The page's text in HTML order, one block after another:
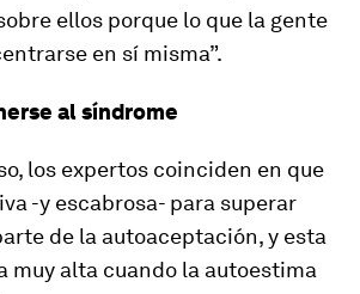
ellos porque lo que la gente
en sí misma”.
al síndrome
los expertos coinciden en que
-y escabrosa- para superar
de la autoaceptación, y esta
muy alta cuando la autoestima